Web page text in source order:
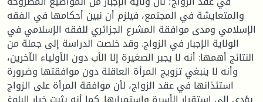
والمتعايشة في المجتمع، فيلزم أن نبين أحكامها في الفقه
الإسلامي ومدى موافقة المشرع الجزائري للفقه الإسلامي في
الولاية الإجبار في الزواج. وقد خلصت الدراسة إلى جملة من
النتائج أهمها: أنه لا يجبر الصغيرة إلا الأب دون الأولياء الآخرين،
وأنه لا ينبغي تزويج المرأة العاقلة دون موافقتها وضرورة
استئذانها في عقد الزواج، لأن موافقة المرأة على الزواج